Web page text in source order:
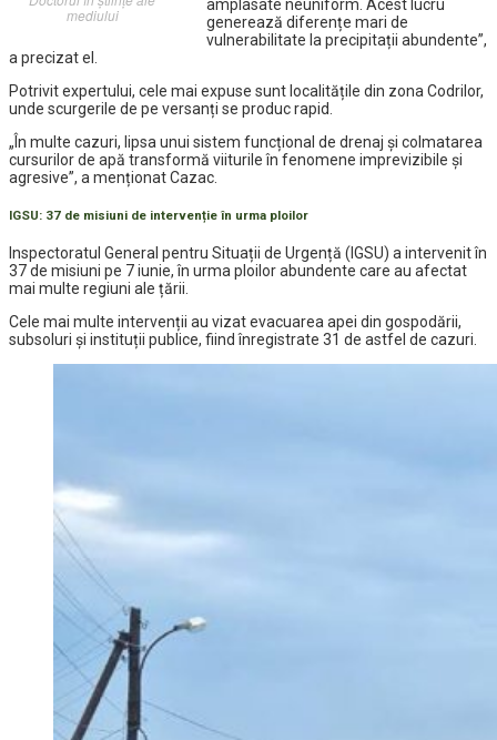
mediului
amplasate neuniform. Acest lucru
generează diferențe mari de
vulnerabilitate la precipitații abundente”,
a precizat el.
Potrivit expertului, cele mai expuse sunt localitățile din zona Codrilor,
unde scurgerile de pe versanți se produc rapid.
„În multe cazuri, lipsa unui sistem funcțional de drenaj și colmatarea
cursurilor de apă transformă viiturile în fenomene imprevizibile și
agresive”, a menționat Cazac.
IGSU: 37 de misiuni de intervenție în urma ploilor
Inspectoratul General pentru Situații de Urgență (IGSU) a intervenit în
37 de misiuni pe 7 iunie, în urma ploilor abundente care au afectat
mai multe regiuni ale țării.
Cele mai multe intervenții au vizat evacuarea apei din gospodării,
subsoluri și instituții publice, fiind înregistrate 31 de astfel de cazuri.